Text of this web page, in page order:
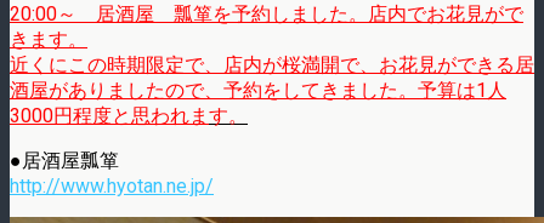
20:00～ 居酒屋 瓢箪を予約しました。店内でお花見がで
きます。
近くにこの時期限定で、店内が桜満開で、お花見ができる居
酒屋がありましたので、予約をしてきました。予算は1人
3000円程度と思われま す。
●居酒屋瓢箪
http://www.hyotan.ne.jp/